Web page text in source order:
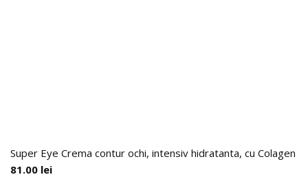
Super Eye Crema contur ochi, intensiv hidratanta, cu Colagen
81.00 lei